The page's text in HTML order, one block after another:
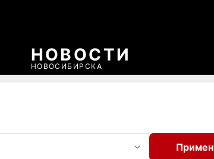
НОВОСТИ
НОВОСИБИРСКА